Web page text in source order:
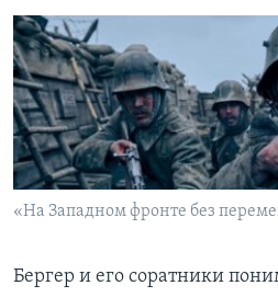
«На Западном фронте без
Бергер и его соратники